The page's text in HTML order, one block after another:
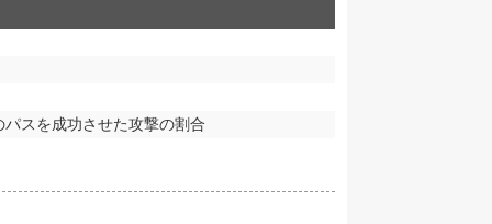
スを成功させた攻撃の割合